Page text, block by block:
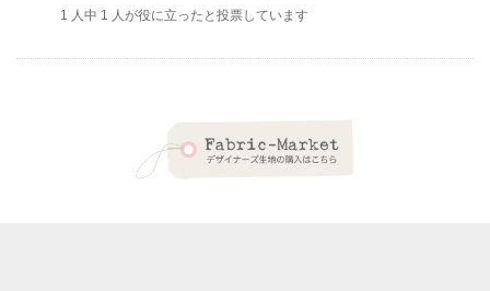
1 人中 1 人が役に立ったと投票しています